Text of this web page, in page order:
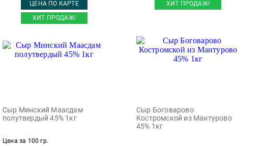
ЦЕНА ПО КАРТЕ
ХИТ ПРОДАЖ!
Сыр Минский Маасдам
полутвердый 45% 1кг
Цена за 100 гр.
ХИТ ПРОДАЖ!
Сыр Боговарово
Костромской из Мантурово
45% 1кг